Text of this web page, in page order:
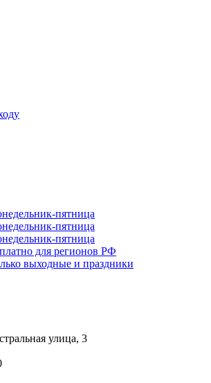
пятница
пятница
пятница
для регионов РФ
выходные и праздники
улица, 3